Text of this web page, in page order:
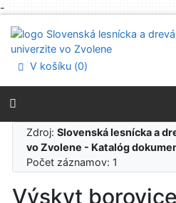
-
Prejsť na menu
Prehlásenie o webovej
V košíku (0)
Zdroj:Slovenská lesnícka a
vo Zvolene - Katalóg
Počet záznamov: 1
Výskyt